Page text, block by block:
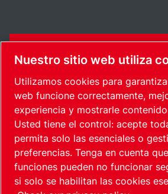
Mapa del sitioAdministrar cookies ©
Spain / ES
Nuestro sitio web utiliza
Utilizamos cookies para
web funcione correctamente,
experiencia y mostrarle
Usted tiene el control: acepte
permita solo las esenciales o
preferencias. Tenga en cuenta
funciones pueden no funcionar
si solo se habilitan las cookies